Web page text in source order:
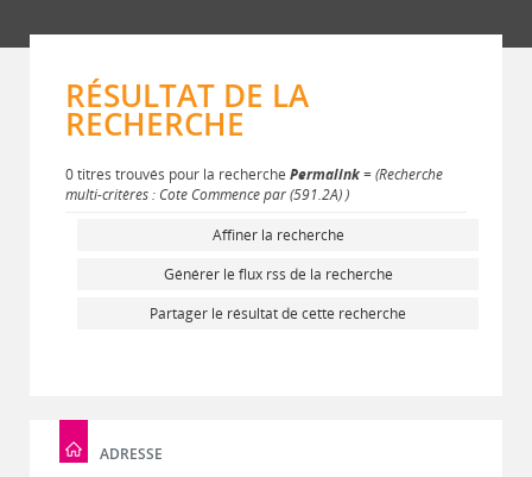
RÉSULTAT DE LA
RECHERCHE
0 titres trouvés pour la recherche Permalink= (Recherche
multi-critères : Cote Commence par (591.2A) )
Affiner la recherche
Générer le flux rss de la recherche
Partager le résultat de cette recherche
ADRESSE